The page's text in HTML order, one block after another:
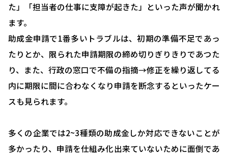
た」「担当者の仕事に支障が起きた」といった声が聞かれ
ます。
助成金申請で1番多いトラブルは、初期の準備不足であっ
たりとか、限られた申請期限の締め切りぎりきりであつた
り、また、行政の窓口で不備の指摘→修正を繰り返してる
内に期限に間に合わなくなり申請を断念するといったケー
スも見られます。
多くの企業では2~3種類の助成金しか対応できないことが
多かったり、申請を仕組み化出来ていないために面倒であ